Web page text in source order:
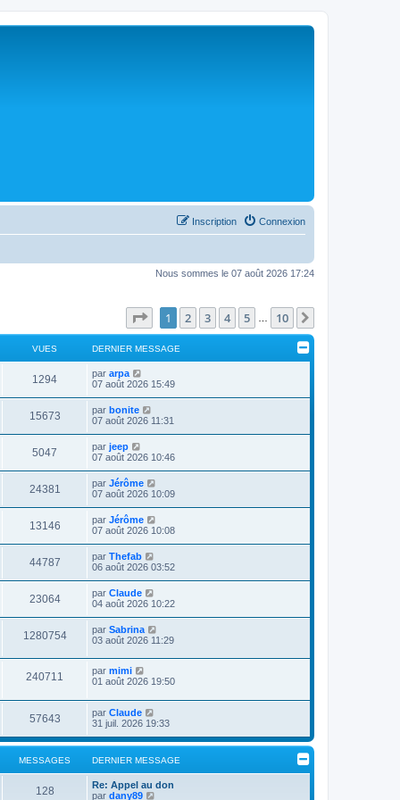
Connexion
Inscription
Nous sommes le 07 août 2026 17:24
Page sur10
1 2 3 4 5 10
VUES DERNIER MESSAGE
1294 par arpa
07 août 2026 15:49
15673 par bonite
07 août 2026 11:31
5047 par jeep
07 août 2026 10:46
24381 par Jérôme
07 août 2026 10:09
13146 par Jérôme
07 août 2026 10:08
44787 par Thefab
06 août 2026 03:52
23064 par Claude
04 août 2026 10:22
1280754 par Sabrina
03 août 2026 11:29
240711 par mimi
01 août 2026 19:50
57643 par Claude
31 juil. 2026 19:33
MESSAGES DERNIER MESSAGE
128
Re: Appel au don
par dany89